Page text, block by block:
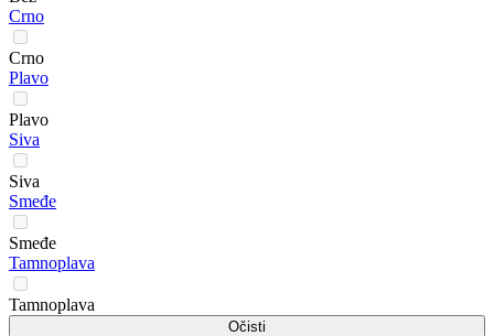
Crno
Crno
Plavo
Plavo
Siva
Siva
Smeđe
Smeđe
Tamnoplava
Tamnoplava
Očisti